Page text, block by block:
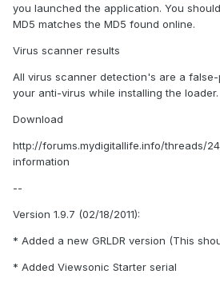
you launched the application. You
MD5 matches the MD5 found online.
Virus scanner results
All virus scanner detection's are a
your anti-virus while installing the loader.
Download
http://forums.mydigitallife.info/threads/
information
--
Version 1.9.7 (02/18/2011):
* Added a new GRLDR version (This
* Added Viewsonic Starter serial